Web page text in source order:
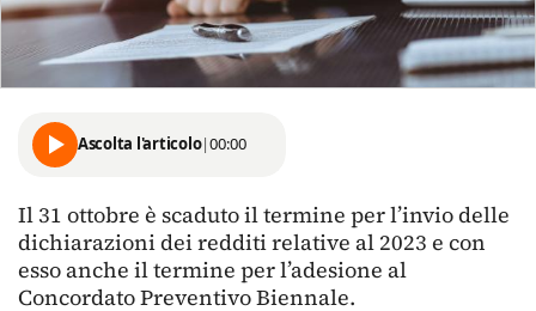
Ascolta l'articolo|00:00
Il 31 ottobre è scaduto il termine per l’invio delle
dichiarazioni dei redditi relative al 2023 e con
esso anche il termine per l’adesione al
Concordato Preventivo Biennale.